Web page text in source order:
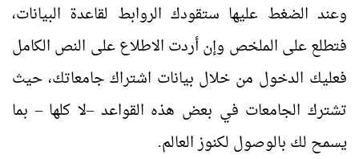
وعند الضغط عليها ستقودك الروابط لقاعدة البيانات،
فتطلع على الملخص وإن أردت الاطلاع على النص الكامل
فعليك الدخول من خلال بيانات اشتراك جامعاتك، حيث
تشترك الجامعات في بعض هذه القواعد –لا كلها – بما
يسمح لك بالوصول لكنوز العالم.